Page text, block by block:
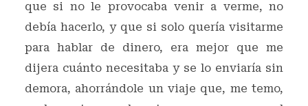
que si no le provocaba venir a verme, no
debía hacerlo, y que si solo quería visitarme
para hablar de dinero, era mejor que me
dijera cuánto necesitaba y se lo enviaría sin
demora, ahorrándole un viaje que, me temo,